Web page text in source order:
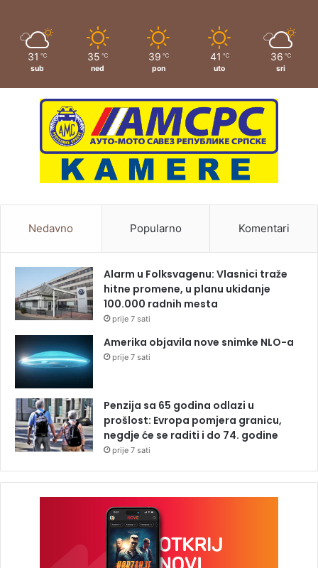
31 ℃
sub
35 ℃
ned
39 ℃
pon
41 ℃
uto
36 ℃
sri
Nedavno Popularno Komentari
Alarm u Folksvagenu: Vlasnici traže
hitne promene, u planu ukidanje
100.000 radnih mesta
prije 7 sati
Amerika objavila nove snimke NLO-a
prije 7 sati
Penzija sa 65 godina odlazi u
prošlost: Evropa pomjera granicu,
negdje će se raditi i do 74. godine
prije 7 sati